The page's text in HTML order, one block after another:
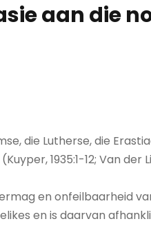
aan die
die Lutherse, die
1935:1-12; Van der
en onfeilbaarheid
en is daarvan